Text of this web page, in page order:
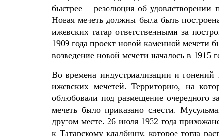
быстрее – резолюция об
Новая мечеть должны была быть
ижевских татар ответственными за
1909 года проект новой каменной мечети
возведение новой мечети началось в 1915
Во времена индустриализации и
ижевских мечетей. Территорию, на
облюбовали под размещение очередного
мечеть было приказано снести.
другом месте. 26 июля 1932 года
к Татарскому кладбищу, которое тогда